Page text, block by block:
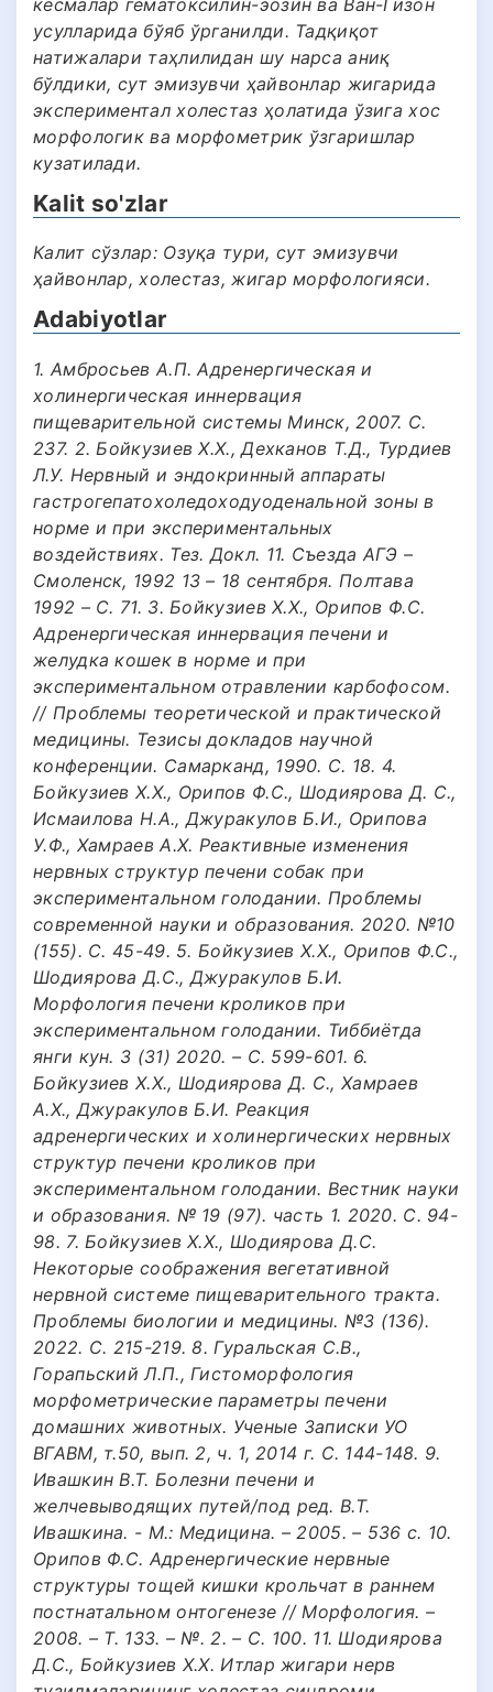
усулларида бўяб ўрганилди. Тадқиқот
натижалари таҳлилидан шу нарса аниқ
бўлдики, сут эмизувчи ҳайвонлар жигарида
экспериментал холестаз ҳолатида ўзига хос
морфологик ва морфометрик ўзгаришлар
кузатилади.
Kalit so'zlar
Калит сўзлар: Озуқа тури, сут эмизувчи
ҳайвонлар, холестаз, жигар морфологияси.
Adabiyotlar
1. Амбросьев А.П. Адренергическая и
холинергическая иннервация
пищеварительной системы Минск, 2007. С.
237. 2. Бойкузиев Х.Х., Дехканов Т.Д., Турдиев
Л.У. Нервный и эндокринный аппараты
гастрогепатохоледоходуоденальной зоны в
норме и при экспериментальных
воздействиях. Тез. Докл. 11. Съезда АГЭ –
Смоленск, 1992 13 – 18 сентября. Полтава
1992 – С. 71. 3. Бойкузиев Х.Х., Орипов Ф.С.
Адренергическая иннервация печени и
желудка кошек в норме и при
экспериментальном отравлении карбофосом.
// Проблемы теоретической и практической
медицины. Тезисы докладов научной
конференции. Самарканд, 1990. С. 18. 4.
Бойкузиев Х.Х., Орипов Ф.С., Шодиярова Д. С.,
Исмаилова Н.А., Джуракулов Б.И., Орипова
У.Ф., Хамраев А.Х. Реактивные изменения
нервных структур печени собак при
экспериментальном голодании. Проблемы
современной науки и образования. 2020. №10
(155). С. 45-49. 5. Бойкузиев Х.Х., Орипов Ф.С.,
Шодиярова Д.С., Джуракулов Б.И.
Морфология печени кроликов при
экспериментальном голодании. Тиббиётда
янги кун. 3 (31) 2020. – С. 599-601. 6.
Бойкузиев Х.Х., Шодиярова Д. С., Хамраев
А.Х., Джуракулов Б.И. Реакция
адренергических и холинергических нервных
структур печени кроликов при
экспериментальном голодании. Вестник науки
и образования. № 19 (97). часть 1. 2020. С. 94-
98. 7. Бойкузиев Х.Х., Шодиярова Д.С.
Некоторые соображения вегетативной
нервной системе пищеварительного тракта.
Проблемы биологии и медицины. №3 (136).
2022. С. 215-219. 8. Гуральская С.В.,
Горапьский Л.П., Гистоморфология
морфометрические параметры печени
домашних животных. Ученые Записки УО
ВГАВМ, т.50, вып. 2, ч. 1, 2014 г. С. 144-148. 9.
Ивашкин В.Т. Болезни печени и
желчевыводящих путей/под ред. В.Т.
Ивашкина. - М.: Медицина. – 2005. – 536 с. 10.
Орипов Ф.С. Адренергические нервные
структуры тощей кишки крольчат в раннем
постнатальном онтогенезе // Морфология. –
2008. – Т. 133. – №. 2. – С. 100. 11. Шодиярова
Д.С., Бойкузиев Х.Х. Итлар жигари нерв